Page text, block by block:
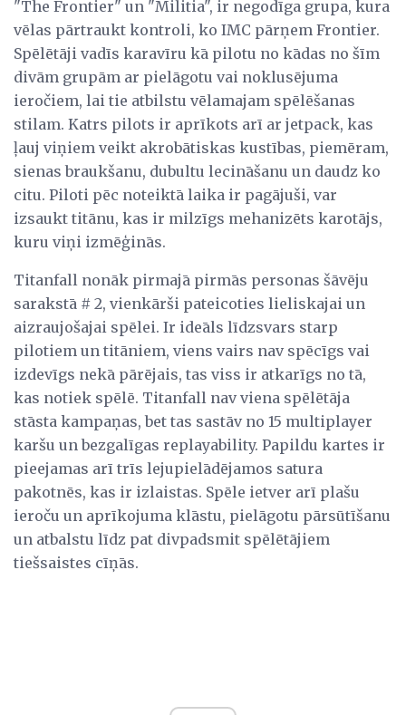
"The Frontier" un "Militia", ir negodīga grupa, kura
vēlas pārtraukt kontroli, ko IMC pārņem Frontier.
Spēlētāji vadīs karavīru kā pilotu no kādas no šīm
divām grupām ar pielāgotu vai noklusējuma
ieročiem, lai tie atbilstu vēlamajam spēlēšanas
stilam. Katrs pilots ir aprīkots arī ar jetpack, kas
ļauj viņiem veikt akrobātiskas kustības, piemēram,
sienas braukšanu, dubultu lecināšanu un daudz ko
citu. Piloti pēc noteiktā laika ir pagājuši, var
izsaukt titānu, kas ir milzīgs mehanizēts karotājs,
kuru viņi izmēģinās.
Titanfall nonāk pirmajā pirmās personas šāvēju
sarakstā # 2, vienkārši pateicoties lieliskajai un
aizraujošajai spēlei. Ir ideāls līdzsvars starp
pilotiem un titāniem, viens vairs nav spēcīgs vai
izdevīgs nekā pārējais, tas viss ir atkarīgs no tā,
kas notiek spēlē. Titanfall nav viena spēlētāja
stāsta kampaņas, bet tas sastāv no 15 multiplayer
karšu un bezgalīgas replayability. Papildu kartes ir
pieejamas arī trīs lejupielādējamos satura
pakotnēs, kas ir izlaistas. Spēle ietver arī plašu
ieroču un aprīkojuma klāstu, pielāgotu pārsūtīšanu
un atbalstu līdz pat divpadsmit spēlētājiem
tiešsaistes cīņās.